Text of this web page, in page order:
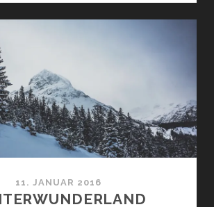
11. JANUAR 2016